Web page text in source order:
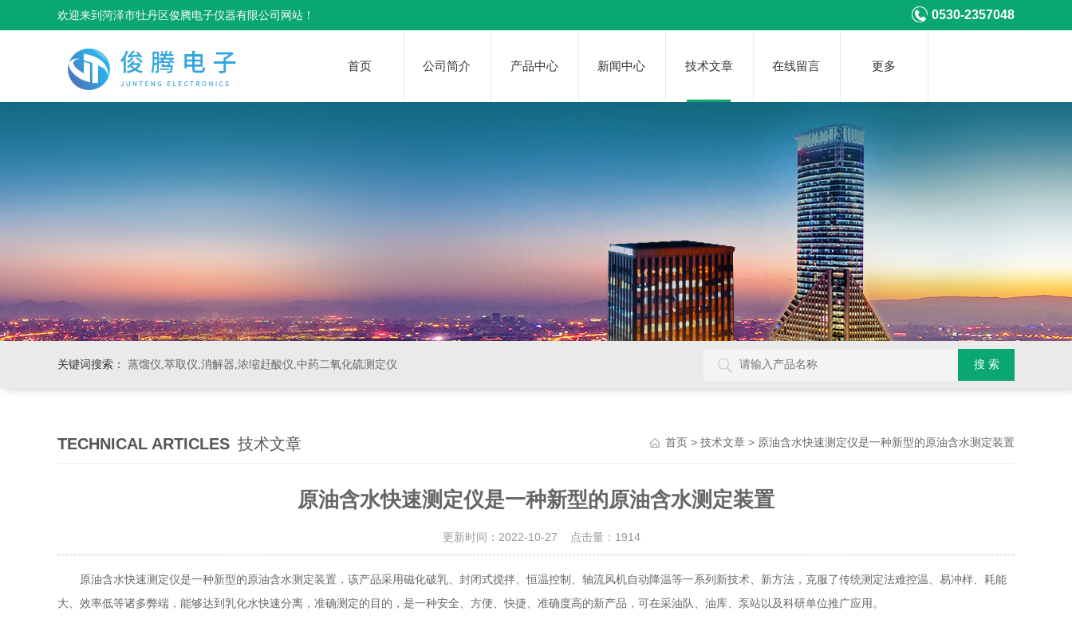
欢迎来到菏泽市牡丹区俊腾电子仪器有限公司网站！ 0530-2357048
首页 公司简介 产品中心 新闻中心 技术文章 在线留言 更多
关键词搜索： 蒸馏仪,萃取仪,消解器,浓缩赶酸仪,中药二氧化硫测定仪
TECHNICAL ARTICLES 技术文章 首页 > 技术文章 > 原油含水快速测定仪是一种新型的原油含水测定装置
原油含水快速测定仪是一种新型的原油含水测定装置
更新时间：2022-10-27 点击量： 1914
原油含水快速测定仪是一种新型的原油含水测定装置，该产品采用磁化破乳、封闭式搅拌、恒温控制、轴流风机自动降温等一系列新技术、新方法，克服了传统测定法难控温、易冲样、耗能
大、效率低等诸多弊端，能够达到乳化水快速分离，准确测定的目的，是一种安全、方便、快捷、准确度高的新产品，可在采油队、油库、泵站以及科研单位推广应用。